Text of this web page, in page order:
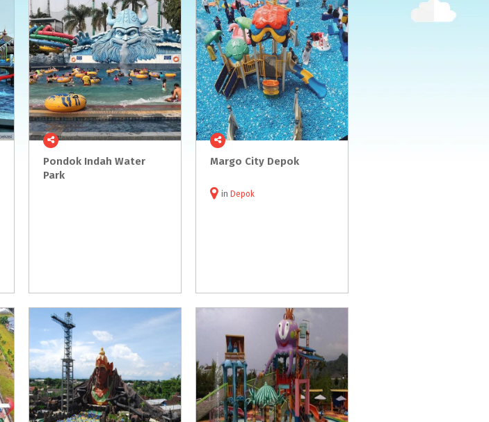
Pondok Indah Water
Park
Margo City Depok
in Depok